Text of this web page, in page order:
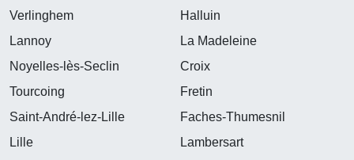
Verlinghem
Halluin
Lannoy
La Madeleine
Noyelles-lès-Seclin
Croix
Tourcoing
Fretin
Saint-André-lez-Lille
Faches-Thumesnil
Lille
Lambersart